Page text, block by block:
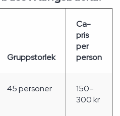
Gruppstorlek
Ca-
pris
per
person
45 personer
150–
300 kr